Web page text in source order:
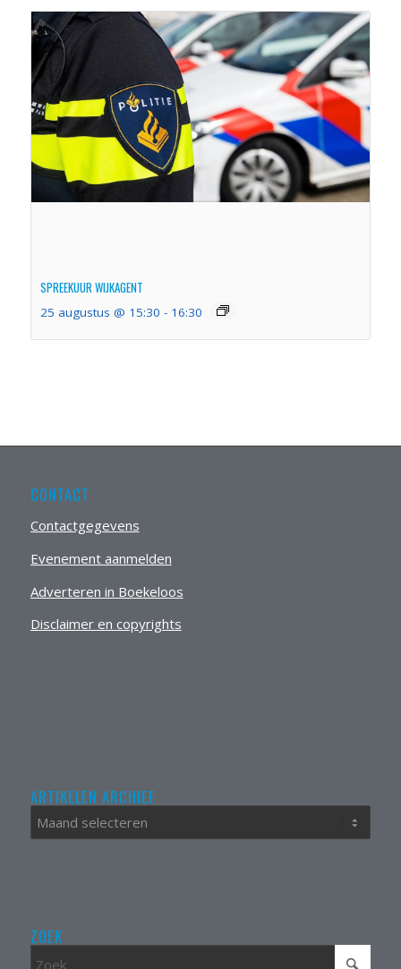
SPREEKUUR WIJKAGENT
25 augustus @ 15:30 - 16:30
CONTACT
Contactgegevens
Evenement aanmelden
Adverteren in Boekeloos
Disclaimer en copyrights
ARTIKELEN ARCHIEF
ZOEK